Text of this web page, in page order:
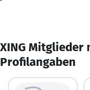
XING Mitglieder
Profilangaben